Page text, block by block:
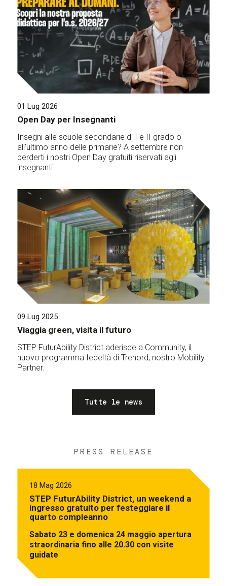
01 Lug 2026
Open Day per Insegnanti
Insegni alle scuole secondarie di I e II grado o
all'ultimo anno delle primarie? A settembre non
perderti i nostri Open Day gratuiti riservati agli
insegnanti.
09 Lug 2025
Viaggia green, visita il futuro
STEP FuturAbility District aderisce a Community, il
nuovo programma fedeltà di Trenord, nostro Mobility
Partner.
Tutte le news
PRESS RELEASE
18 Mag 2026
STEP FuturAbility District, un weekend a
ingresso gratuito per festeggiare il
quarto compleanno
Sabato 23 e domenica 24 maggio apertura
straordinaria fino alle 20.30 con visite
guidate